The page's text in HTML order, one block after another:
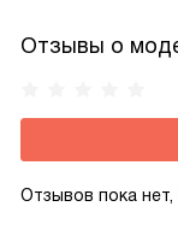
Отзывы о
Отзывов пока